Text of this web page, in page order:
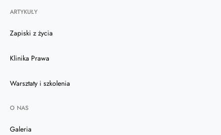
ARTYKUŁY
Zapiski z życia
Klinika Prawa
Warsztaty i szkolenia
O NAS
Galeria